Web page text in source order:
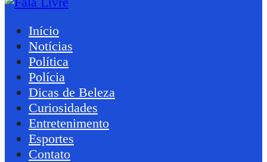
Início
Notícias
Política
Polícia
Dicas de Beleza
Curiosidades
Entretenimento
Esportes
Contato